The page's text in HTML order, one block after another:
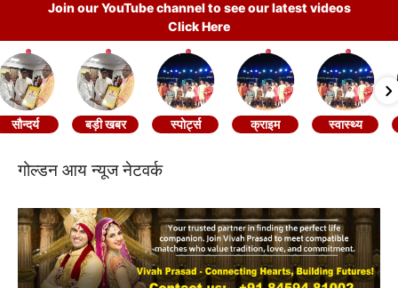
Join our YouTube channel to see our latest videos
Click Here
सौन्दर्य बड़ी खबर स्पोर्ट्स क्राइम स्वास्थ्य
गोल्डन आय न्यूज नेटवर्क